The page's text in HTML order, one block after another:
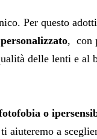
Per questo
, con
delle lenti e al
o
aiuteremo a